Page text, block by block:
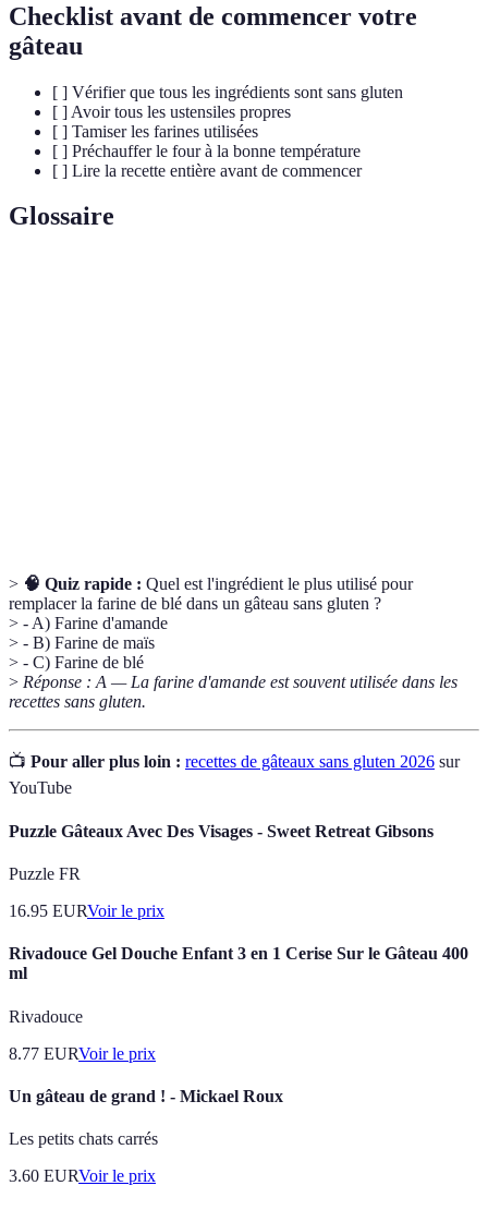
Checklist avant de commencer votre
gâteau
[ ] Vérifier que tous les ingrédients sont sans gluten
[ ] Avoir tous les ustensiles propres
[ ] Tamiser les farines utilisées
[ ] Préchauffer le four à la bonne température
[ ] Lire la recette entière avant de commencer
Glossaire
> 🧠 Quiz rapide : Quel est l'ingrédient le plus utilisé pour
remplacer la farine de blé dans un gâteau sans gluten ?
> - A) Farine d'amande
> - B) Farine de maïs
> - C) Farine de blé
> Réponse : A — La farine d'amande est souvent utilisée dans les
recettes sans gluten.
📺 Pour aller plus loin : recettes de gâteaux sans gluten 2026 sur
YouTube
Puzzle Gâteaux Avec Des Visages - Sweet Retreat Gibsons
Puzzle FR
16.95 EURVoir le prix
Rivadouce Gel Douche Enfant 3 en 1 Cerise Sur le Gâteau 400
ml
Rivadouce
8.77 EURVoir le prix
Un gâteau de grand ! - Mickael Roux
Les petits chats carrés
3.60 EURVoir le prix